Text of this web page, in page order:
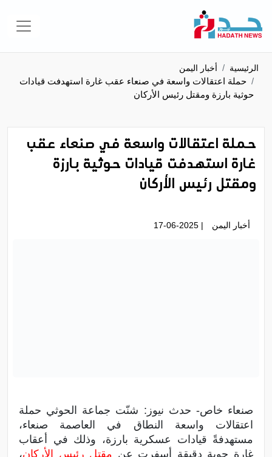
الرئيسية أخبار اليمن
حملة اعتقالات واسعة في صنعاء عقب غارة استهدفت قيادات
حوثية بارزة ومقتل رئيس الأركان
حملة اعتقالات واسعة في صنعاء عقب
غارة استهدفت قيادات حوثية بارزة
ومقتل رئيس الأركان
أخبار اليمن | 17-06-2025
صنعاء خاص- حدث نيوز: شنّت جماعة الحوثي حملة
اعتقالات واسعة النطاق في العاصمة صنعاء،
مستهدفةً قيادات عسكرية بارزة، وذلك في أعقاب
غارة جوية دقيقة أسفرت عن مقتل رئيس الأركان،